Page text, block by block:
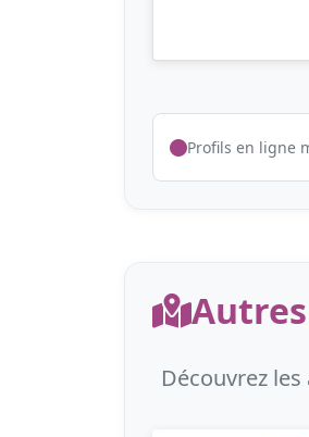
Profils en ligne
Découvrez